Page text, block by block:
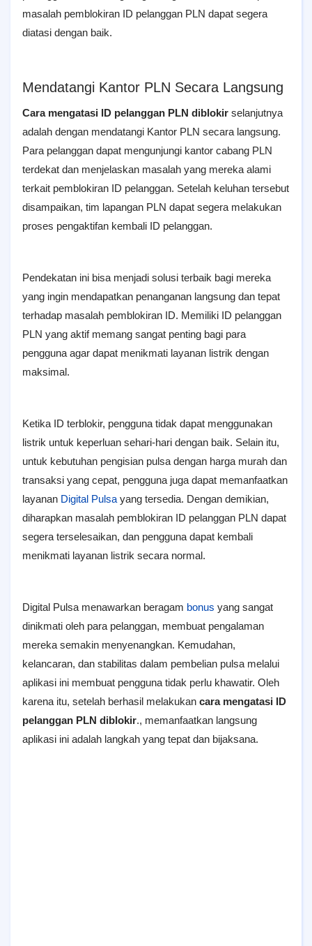
masalah pemblokiran ID pelanggan PLN dapat segera
diatasi dengan baik.
Mendatangi Kantor PLN Secara Langsung
Cara mengatasi ID pelanggan PLN diblokir selanjutnya
adalah dengan mendatangi Kantor PLN secara langsung.
Para pelanggan dapat mengunjungi kantor cabang PLN
terdekat dan menjelaskan masalah yang mereka alami
terkait pemblokiran ID pelanggan. Setelah keluhan tersebut
disampaikan, tim lapangan PLN dapat segera melakukan
proses pengaktifan kembali ID pelanggan.
Pendekatan ini bisa menjadi solusi terbaik bagi mereka
yang ingin mendapatkan penanganan langsung dan tepat
terhadap masalah pemblokiran ID. Memiliki ID pelanggan
PLN yang aktif memang sangat penting bagi para
pengguna agar dapat menikmati layanan listrik dengan
maksimal.
Ketika ID terblokir, pengguna tidak dapat menggunakan
listrik untuk keperluan sehari-hari dengan baik. Selain itu,
untuk kebutuhan pengisian pulsa dengan harga murah dan
transaksi yang cepat, pengguna juga dapat memanfaatkan
layanan Digital Pulsa yang tersedia. Dengan demikian,
diharapkan masalah pemblokiran ID pelanggan PLN dapat
segera terselesaikan, dan pengguna dapat kembali
menikmati layanan listrik secara normal.
Digital Pulsa menawarkan beragam bonus yang sangat
dinikmati oleh para pelanggan, membuat pengalaman
mereka semakin menyenangkan. Kemudahan,
kelancaran, dan stabilitas dalam pembelian pulsa melalui
aplikasi ini membuat pengguna tidak perlu khawatir. Oleh
karena itu, setelah berhasil melakukan cara mengatasi ID
pelanggan PLN diblokir., memanfaatkan langsung
aplikasi ini adalah langkah yang tepat dan bijaksana.